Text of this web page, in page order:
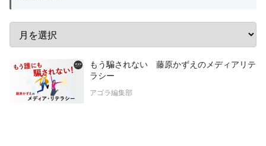
もう騙されない 藤原かずえのメディアリテ
ラシー
アゴラ編集部